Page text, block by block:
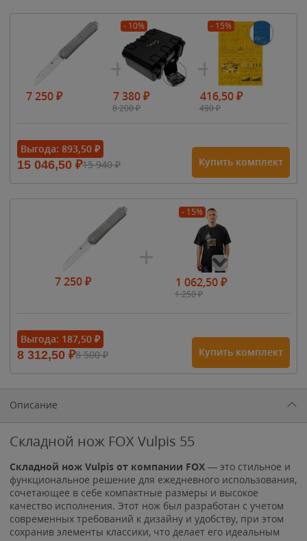
7 250₽
- 10%
7 380₽
8 200₽
- 15%
416,50₽
490₽
Выгода: 893,50 ₽
15 046,50 ₽15 940₽ Купить комплект
7 250₽
- 15%
1 062,50₽
1 250₽
1 615₽
1 900₽1 900₽
Выгода: 187,50 ₽
8 312,50 ₽8 500₽ Купить комплект
Описание
Складной нож FOX Vulpis 55
Складной нож Vulpis от компании FOX — это стильное и
функциональное решение для ежедневного использования,
сочетающее в себе компактные размеры и высокое
качество исполнения. Этот нож был разработан с учетом
современных требований к дизайну и удобству, при этом
сохранив элементы классики, что делает его идеальным